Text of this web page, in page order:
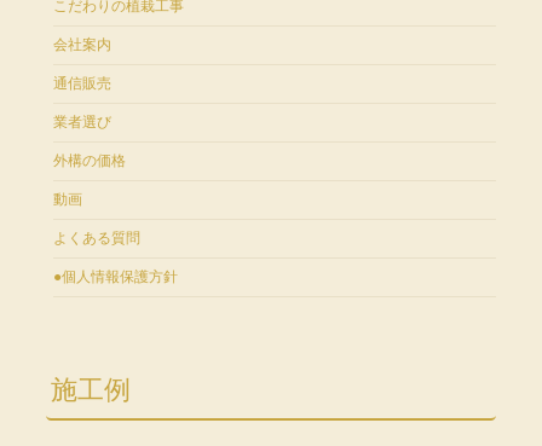
こだわりの植栽工事
会社案内
通信販売
業者選び
外構の価格
動画
よくある質問
●個人情報保護方針
施工例